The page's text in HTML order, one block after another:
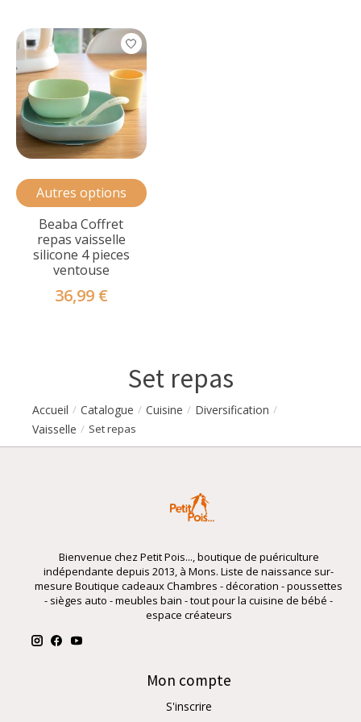
Autres options
Beaba Coffret
repas vaisselle
silicone 4 pieces
ventouse
36,99 €
Set repas
Accueil / Catalogue / Cuisine / Diversification /
Vaisselle / Set repas
Bienvenue chez Petit Pois..., boutique de puériculture
indépendante depuis 2013, à Mons. Liste de naissance sur-
mesure Boutique cadeaux Chambres - décoration - poussettes
- sièges auto - meubles bain - tout pour la cuisine de bébé -
espace créateurs
Mon compte
S'inscrire